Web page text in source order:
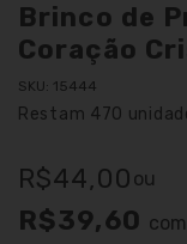
Brinco de
Coração
SKU: 15444
Restam 470
R$44,00 ou
R$39,60 com